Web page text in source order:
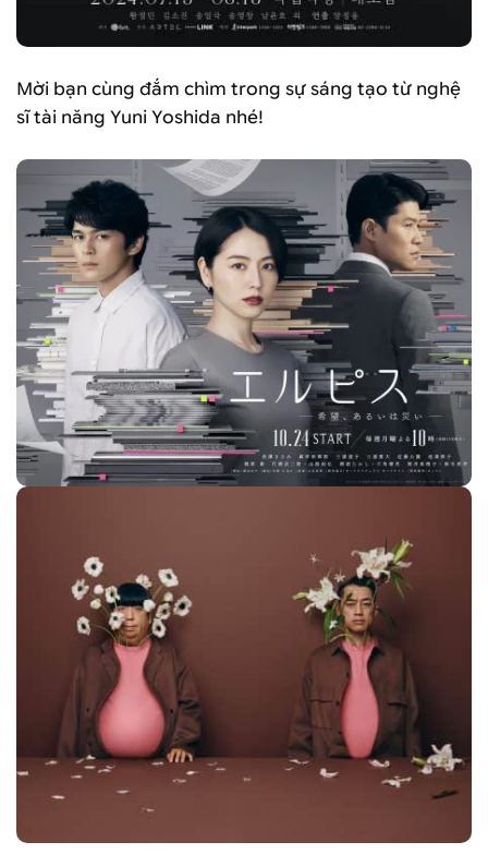
Mời bạn cùng đắm chìm trong sự sáng tạo từ nghệ
sĩ tài năng Yuni Yoshida nhé!